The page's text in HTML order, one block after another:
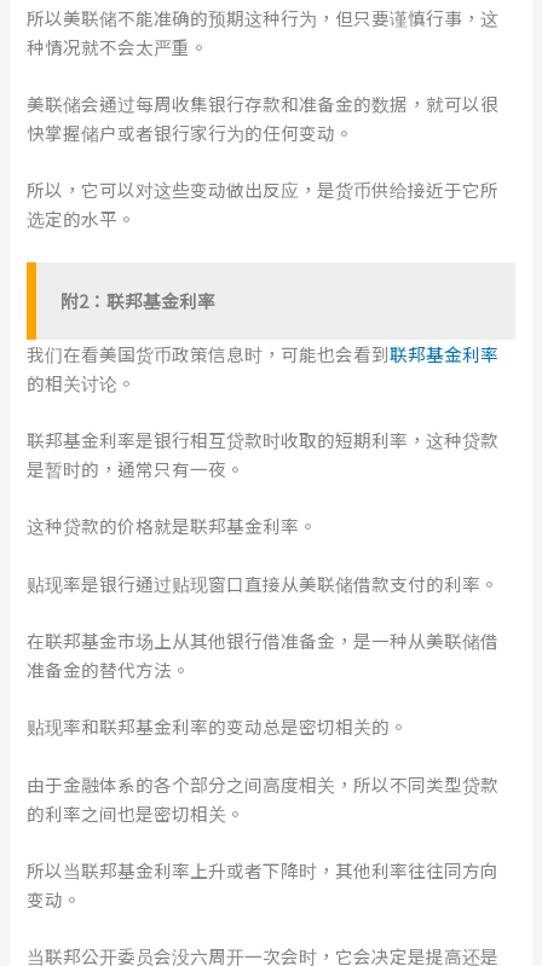
所以美联储不能准确的预期这种行为，但只要谨慎行事，这
种情况就不会太严重。
美联储会通过每周收集银行存款和准备金的数据，就可以很
快掌握储户或者银行家行为的任何变动。
所以，它可以对这些变动做出反应，是货币供给接近于它所
选定的水平。
附2：联邦基金利率
我们在看美国货币政策信息时，可能也会看到联邦基金利率
的相关讨论。
联邦基金利率是银行相互贷款时收取的短期利率，这种贷款
是暂时的，通常只有一夜。
这种贷款的价格就是联邦基金利率。
贴现率是银行通过贴现窗口直接从美联储借款支付的利率。
在联邦基金市场上从其他银行借准备金，是一种从美联储借
准备金的替代方法。
贴现率和联邦基金利率的变动总是密切相关的。
由于金融体系的各个部分之间高度相关，所以不同类型贷款
的利率之间也是密切相关。
所以当联邦基金利率上升或者下降时，其他利率往往同方向
变动。
当联邦公开委员会没六周开一次会时，它会决定是提高还是